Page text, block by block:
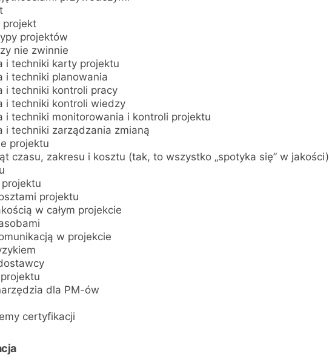
projekt
projektów
nie zwinnie
i techniki karty projektu
i techniki planowania
i techniki kontroli pracy
i techniki kontroli wiedzy
i techniki monitorowania i kontroli projektu
i techniki zarządzania zmianą
projektu
czasu, zakresu i kosztu (tak, to wszystko „spotyka się” w jakości)
projektu
w całym projekcie
w projekcie
dla PM-ów
certyfikacji